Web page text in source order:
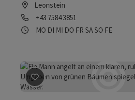
auslaufendem Strand, Spielbach und
der Gästekarte "In Summe mehr"
Ermäßigung auf einen Eintritt.
Leonstein
Telefon
+43 7584 3851
Öffnungszeiten
MO Montag geöffnet
DI Dienstag geöffnet
MI Mittwoch geöffnet
DO Donnerstag geöffnet
FR Freitag geöffnet
SASamstag
SO Sonntag
FE
Beitrag merken :